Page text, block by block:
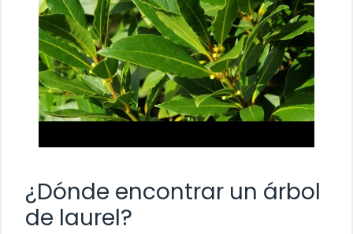
¿Dónde encontrar un árbol
de laurel?